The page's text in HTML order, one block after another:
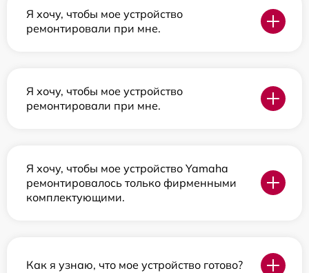
Я хочу, чтобы мое устройство
ремонтировали при мне.
Я хочу, чтобы мое устройство
ремонтировали при мне.
Я хочу, чтобы мое устройство Yamaha
ремонтировалось только фирменными
комплектующими.
Как я узнаю, что мое устройство готово?